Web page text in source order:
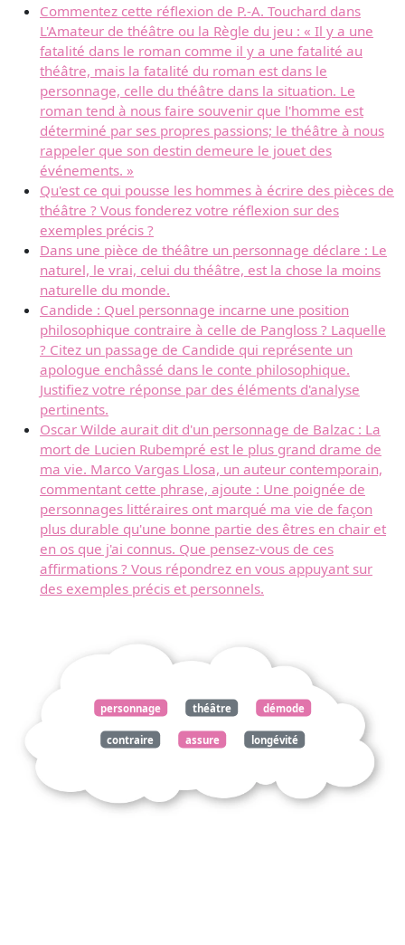
Commentez cette réflexion de P.-A. Touchard dans
L'Amateur de théâtre ou la Règle du jeu : « Il y a une
fatalité dans le roman comme il y a une fatalité au
théâtre, mais la fatalité du roman est dans le
personnage, celle du théâtre dans la situation. Le
roman tend à nous faire souvenir que l'homme est
déterminé par ses propres passions; le théâtre à nous
rappeler que son destin demeure le jouet des
événements. »
Qu'est ce qui pousse les hommes à écrire des pièces de
théâtre ? Vous fonderez votre réflexion sur des
exemples précis ?
Dans une pièce de théâtre un personnage déclare : Le
naturel, le vrai, celui du théâtre, est la chose la moins
naturelle du monde.
Candide : Quel personnage incarne une position
philosophique contraire à celle de Pangloss ? Laquelle
? Citez un passage de Candide qui représente un
apologue enchâssé dans le conte philosophique.
Justifiez votre réponse par des éléments d'analyse
pertinents.
Oscar Wilde aurait dit d'un personnage de Balzac : La
mort de Lucien Rubempré est le plus grand drame de
ma vie. Marco Vargas Llosa, un auteur contemporain,
commentant cette phrase, ajoute : Une poignée de
personnages littéraires ont marqué ma vie de façon
plus durable qu'une bonne partie des êtres en chair et
en os que j'ai connus. Que pensez-vous de ces
affirmations ? Vous répondrez en vous appuyant sur
des exemples précis et personnels.
personnage théâtre démode
contraire assure longévité